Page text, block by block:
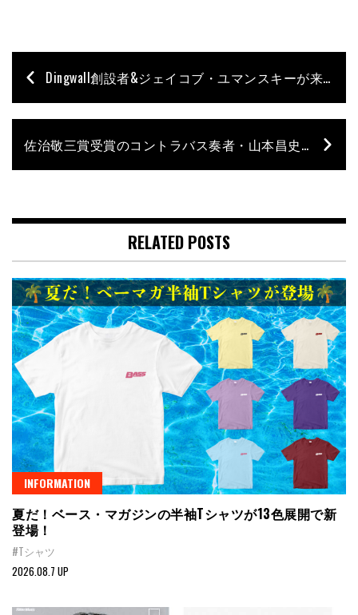
Dingwall創設者&ジェイコブ・ユマンスキーが来日！ ブランドの真価を体感できる特別イベントが開催
佐治敬三賞受賞のコントラバス奏者・山本昌史、3ヵ月間で12の新作を初演するプロジェクト『12 Premieres』を4月より始動
RELATED POSTS
INFORMATION
夏だ！ベース・マガジンの半袖Tシャツが13色展開で新
登場！
#Tシャツ
2026.08.7 UP